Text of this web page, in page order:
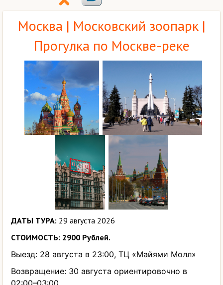
Москва | Московский зоопарк |
Прогулка по Москве-реке
ДАТЫ ТУРА: 29 августа 2026
СТОИМОСТЬ: 2900 Рублей.
Выезд: 28 августа в 23:00, ТЦ «Майями Молл»
Возвращение: 30 августа ориентировочно в
02:00–03:00